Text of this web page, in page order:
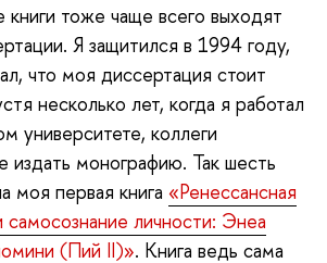
книги тоже чаще всего выходят
Я защитился в 1994 году,
что моя диссертация стоит
несколько лет, когда я работал
университете, коллеги
монографию. Так шесть
моя первая книга «Ренессансная
самосознание личности: Энеа
(Пий II)». Книга ведь сама